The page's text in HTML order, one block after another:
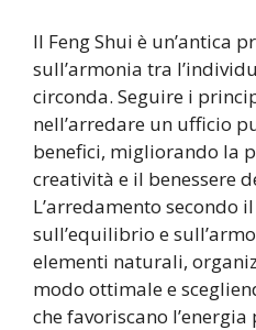
Il Feng Shui è un’antica
sull’armonia tra
circonda. Seguire i
nell’arredare un ufficio
benefici, migliorando la
creatività e il benessere
L’arredamento secondo
sull’equilibrio e
elementi naturali,
modo ottimale e
che favoriscano l’energia